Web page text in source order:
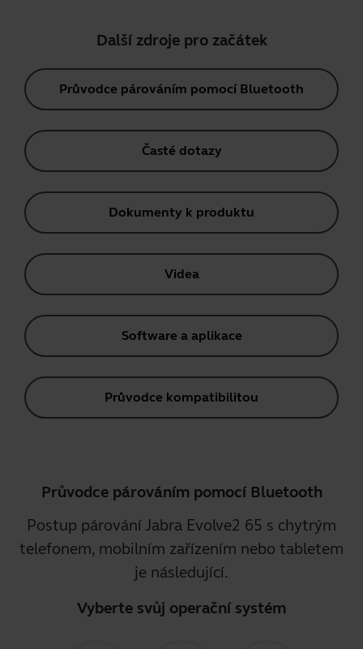
Další zdroje pro začátek
Průvodce párováním pomocí Bluetooth
Časté dotazy
Dokumenty k produktu
Videa
Software a aplikace
Průvodce kompatibilitou
Průvodce párováním pomocí Bluetooth
Postup párování Jabra Evolve2 65 s chytrým
telefonem, mobilním zařízením nebo tabletem
je následující.
Vyberte svůj operační systém